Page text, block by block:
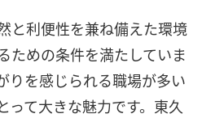
と利便性を兼ね備えた環境
ための条件を満たしていま
りを感じられる職場が多い
って大きな魅力です。東久